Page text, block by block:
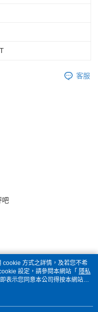
客服
吧
cookie 方式之詳情，及若您不希
設定，請參閱本網站「 隱私
表示您同意本公司得按本網站使